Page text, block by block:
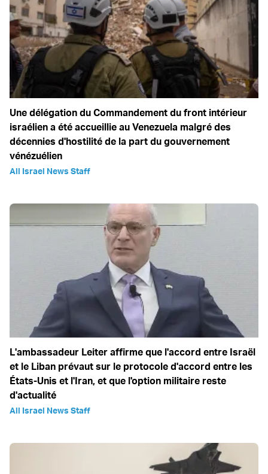
Une délégation du Commandement du front intérieur
israélien a été accueillie au Venezuela malgré des
décennies d'hostilité de la part du gouvernement
vénézuélien
All Israel News Staff
L'ambassadeur Leiter affirme que l'accord entre Israël
et le Liban prévaut sur le protocole d'accord entre les
États-Unis et l'Iran, et que l'option militaire reste
d'actualité
All Israel News Staff